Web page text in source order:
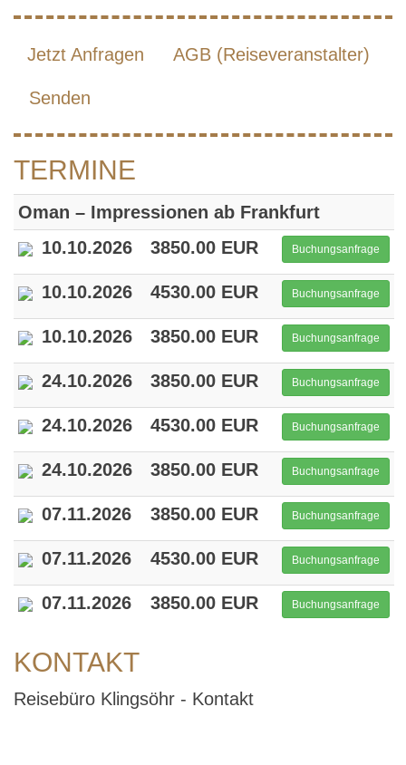
Jetzt Anfragen AGB (Reiseveranstalter)
Senden
TERMINE
Oman – Impressionen ab Frankfurt
10.10.2026
3850.00 EUR Buchungsanfrage
10.10.2026 4530.00 EUR Buchungsanfrage
10.10.2026 3850.00 EUR Buchungsanfrage
24.10.2026 3850.00 EUR Buchungsanfrage
24.10.2026 4530.00 EUR Buchungsanfrage
24.10.2026 3850.00 EUR Buchungsanfrage
07.11.2026 3850.00 EUR Buchungsanfrage
07.11.2026 4530.00 EUR Buchungsanfrage
07.11.2026 3850.00 EUR Buchungsanfrage
KONTAKT
Reisebüro Klingsöhr - Kontakt